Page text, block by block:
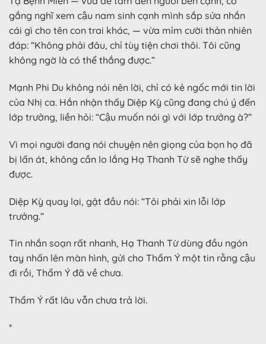
gắng nghĩ xem cậu nam sinh cạnh mình sắp sửa nhắn
cái gì cho tên con trai khác, — vừa mỉm cười thản nhiên
đáp: “Không phải đâu, chỉ tùy tiện chơi thôi. Tôi cũng
không ngờ là có thể thắng được.”
Mạnh Phi Du không nói nên lời, chỉ có kẻ ngốc mới tin lời
của Nhị ca. Hắn nhận thấy Diệp Kỳ cũng đang chú ý đến
lớp trưởng, liền hỏi: “Cậu muốn nói gì với lớp trưởng à?”
Vì mọi người đang nói chuyện nên giọng của bọn họ đã
bị lấn át, không cần lo lắng Hạ Thanh Từ sẽ nghe thấy
được.
Diệp Kỳ quay lại, gật đầu nói: “Tôi phải xin lỗi lớp
trưởng.”
Tin nhắn soạn rất nhanh, Hạ Thanh Từ dùng đầu ngón
tay nhấn lên màn hình, gửi cho Thẩm Ý một tin rằng cậu
đi rồi, Thẩm Ý đã về chưa.
Thẩm Ý rất lâu vẫn chưa trả lời.
*